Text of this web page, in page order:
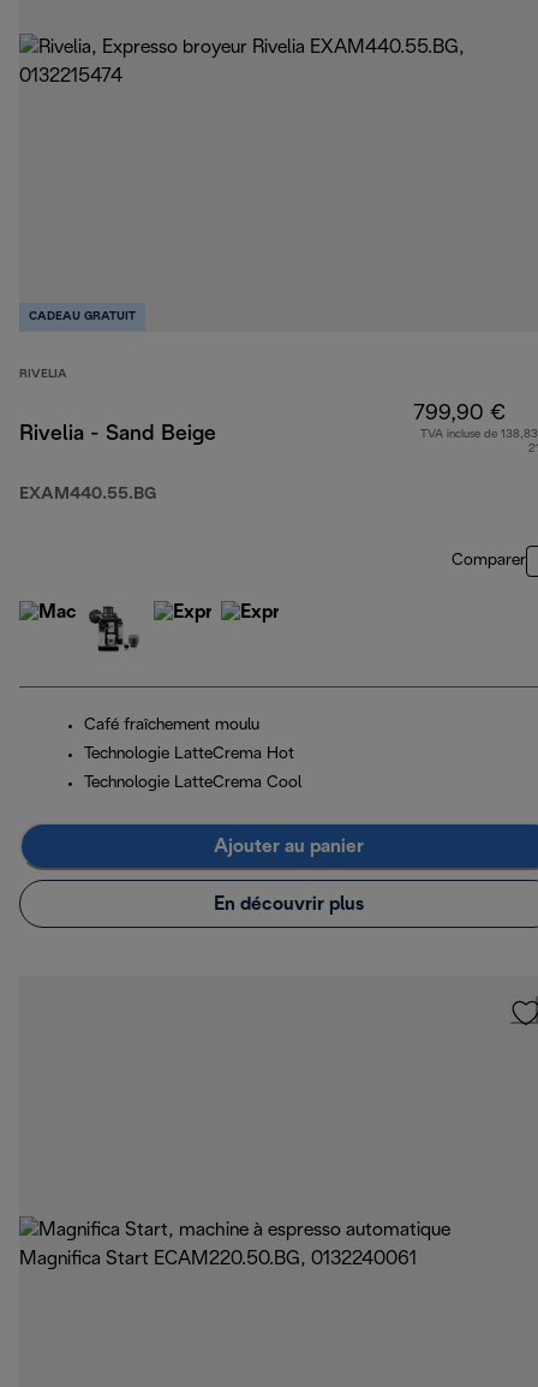
CADEAU GRATUIT
RIVELIA
Rivelia - Sand Beige
EXAM440.55.BG
799,90 €
TVA incluse de
Comparer
Café fraîchement moulu
Technologie LatteCrema Hot
Technologie LatteCrema Cool
Ajouter au panier
En découvrir plus